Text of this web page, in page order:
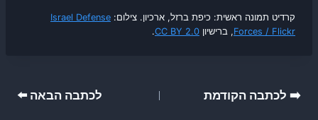
קרדיט תמונה ראשית: כיפת ברזל, ארכיון. צילום: Israel Defense
Forces / Flickr, ברישיון CC BY 2.0
.
ניווט
➡️ לכתבה הקודמת לכתבה הבאה ⬅️